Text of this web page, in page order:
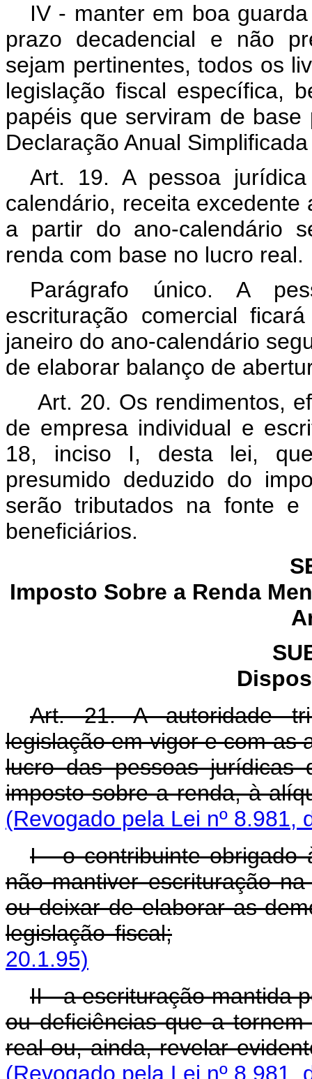
IV - manter em boa
prazo decadencial e não
sejam pertinentes, todos os
legislação fiscal específica,
papéis que serviram de
Declaração Anual
Art. 19. A pessoa
calendário, receita
a partir do ano-calendário
renda com base no lucro real.
Parágrafo único. A
escrituração comercial
janeiro do ano-calendário
de elaborar balanço de
Art. 20. Os rendimentos,
de empresa individual e
18, inciso I, desta lei,
presumido deduzido do
serão tributados na fonte e
beneficiários.
Imposto Sobre a Renda
Art. 21. A autoridade
legislação em vigor e com as
lucro das pessoas
imposto sobre a renda, à
(Revogado pela Lei nº 8.981,
I - o contribuinte obrigado
não mantiver escrituração
ou deixar de elaborar as
legislação fiscal;
20.1.95)
II - a escrituração mantida
ou deficiências que a
real ou, ainda, revelar
(Revogado pela Lei nº 8.981,